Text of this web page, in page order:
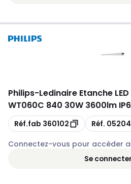
Philips-Ledinaire Etanche LED
WT060C 840 30W 3600lm
Copie
Réf.fab 360102 Copie
Réf.
Connectez-vous pour accéder
Se